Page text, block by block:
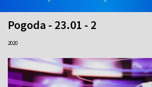
Pogoda - 23.01 - 2
2020